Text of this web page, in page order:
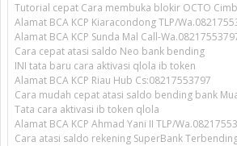
Tutorial cepat Cara membuka blokir OCTO
Alamat BCA KCP Kiaracondong TLP/
Alamat BCA KCP Sunda Mal Call-
Cara cepat atasi saldo Neo bank bending
INI tata baru cara aktivasi qlola ib token
Alamat BCA KCP Riau Hub Cs:08217553797
Cara mudah cepat atasi saldo bending bank
Tata cara aktivasi ib token qlola
Alamat BCA KCP Ahmad Yani II TLP/
Cara atasi saldo rekening SuperBank